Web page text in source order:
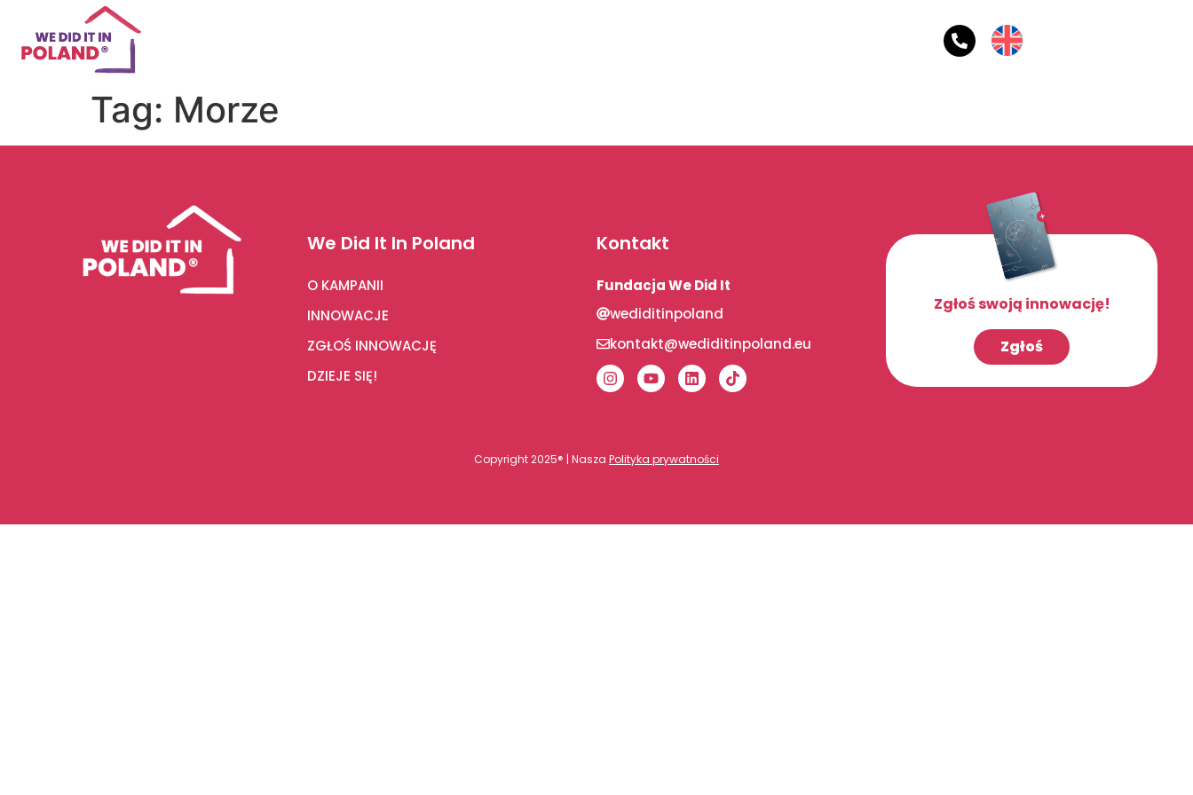
Tag: Morze
We Did It In Poland
O KAMPANII
INNOWACJE
ZGŁOŚ INNOWACJĘ
DZIEJE SIĘ!
Kontakt
Fundacja We Did It
wediditinpoland
kontakt@wediditinpoland.eu
Zgłoś swoją innowację!
Zgłoś
Copyright 2025® | Nasza Polityka prywatności